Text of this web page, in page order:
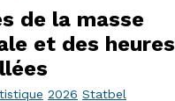
de la masse
et des heures
2026 Statbel